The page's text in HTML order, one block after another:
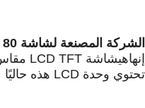
الشركة المصنعة لشاشة LCD 80
إنهاهيشاشة LCD TFT مقاس 4.3
تحتوي وحدة LCD هذه حاليًا على 3 اختلافات مختلفة.